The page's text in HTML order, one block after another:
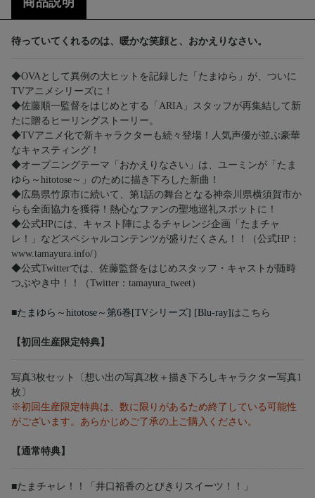
待っていてくれるのは、暖かな笑顔と、おかえりなさい。
◆OVAとして異例の大ヒットを記録した「たまゆら」が、ついに
TVアニメシリーズに！
◆佐藤順一監督をはじめとする「ARIA」スタッフが再集結して新
たに贈るヒーリングストーリー。
◆TVアニメ化で新キャラクターも続々登場！人気声優が並ぶ豪華
なキャスティング！
◆オープニングテーマ「おかえりなさい」は、ユーミンが「たま
ゆら～hitotose～」のために描き下ろした新曲！
◆広島県竹原市に続いて、第1話の舞台となる神奈川県横須賀市か
らも全面協力を獲得！熱心なファンの聖地巡礼スポットに！
◆公式HPには、キャスト陣によるチャレンジ企画「たまチャ
レ！」などスペシャルコンテンツが盛りだくさん！！（公式HP：
www.tamayura.info/）
◆公式Twitterでは、佐藤監督をはじめスタッフ・キャストが随時
つぶやき中！！（Twitter：tamayura_tweet）
■たまゆら～hitotose～第6巻[TVシリーズ] [Blu-ray] はこちら
【初回生産限定特典】
写真3枚セット〔想い出の写真2枚＋描き下ろしキャラクター写真1
枚〕
※初回生産限定特典は、数に限りがあるため終了している可能性
がございます。あらかじめご了承の上ご購入ください。
【通常特典】
■たまチャレ！！「井口裕香のとびきりスイーツ！！」